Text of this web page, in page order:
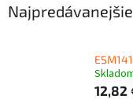
Najpredávanejšie
12,82